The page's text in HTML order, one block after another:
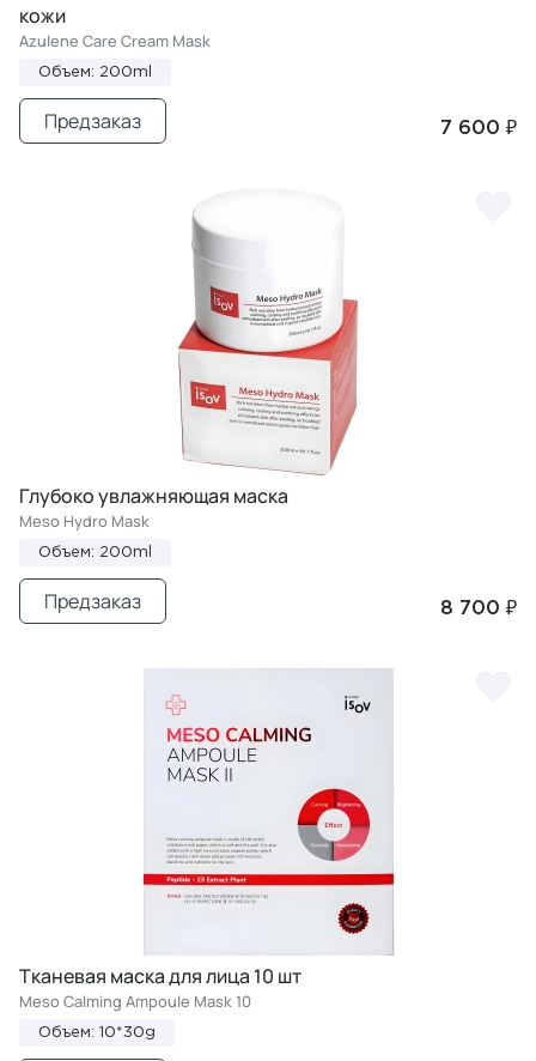
кожи
Azulene Care Cream Mask
Объем: 200ml
7 600 ₽
Предзаказ
Глубоко увлажняющая маска
Meso Hydro Mask
Объем: 200ml
8 700 ₽
Предзаказ
Тканевая маска для лица 10 шт
Meso Calming Ampoule Mask 10
Объем: 10*30g